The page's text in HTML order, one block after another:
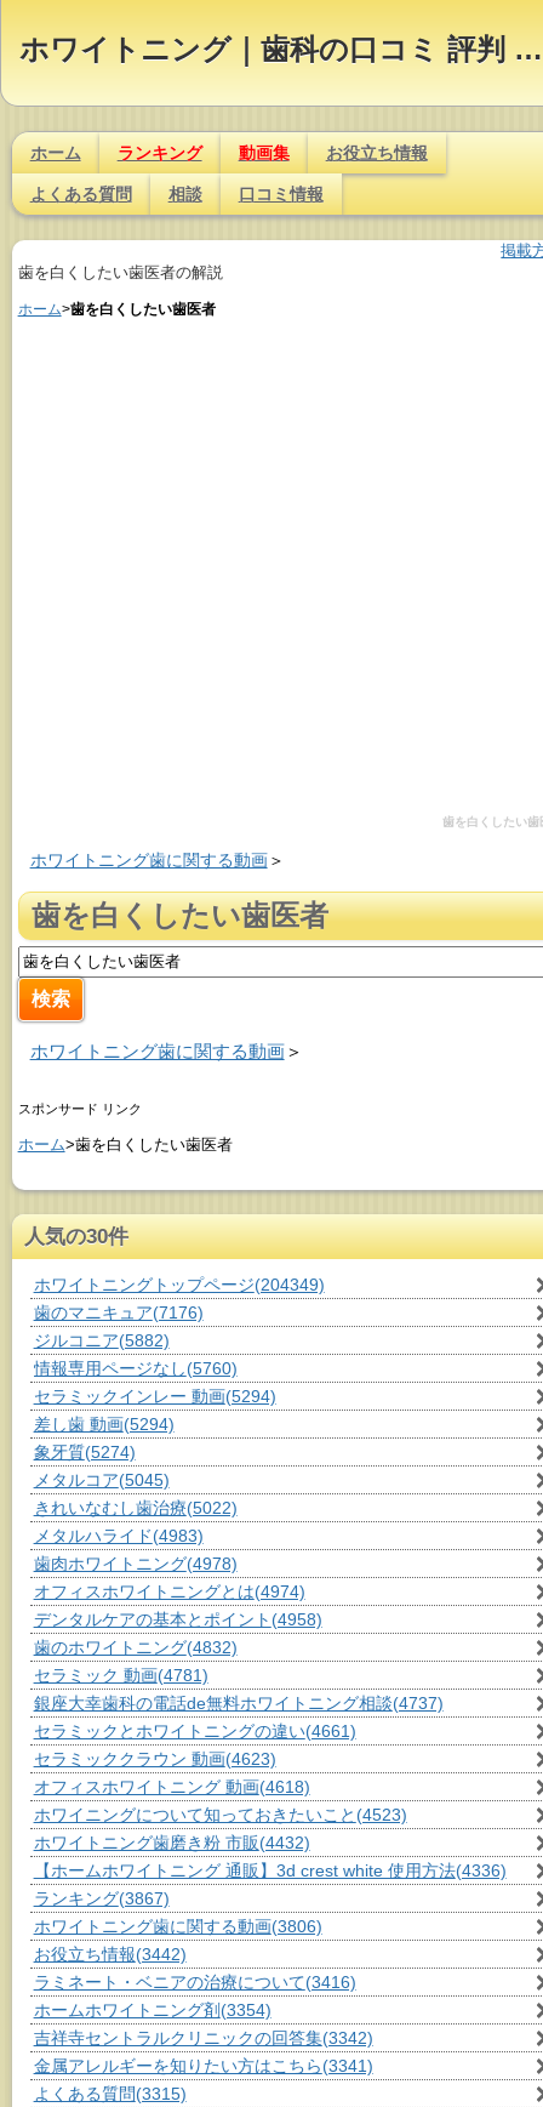
ホワイトニング｜歯科の口コミ 評判 ランキング【Dr.NAVI】
ホーム ランキング 動画集 お役立ち情報
よくある質問 相談 口コミ情報
掲載
歯を白くしたい歯医者の解説
ホーム>歯を白くしたい歯医者
歯を白くしたい歯
ホワイトニング歯に関する動画＞
歯を白くしたい歯医者
ホワイトニング歯に関する動画＞
スポンサード リンク
ホーム>歯を白くしたい歯医者
人気の30件
ホワイトニングトップページ(204349)
歯のマニキュア(7176)
ジルコニア(5882)
情報専用ページなし(5760)
セラミックインレー 動画(5294)
差し歯 動画(5294)
象牙質(5274)
メタルコア(5045)
きれいなむし歯治療(5022)
メタルハライド(4983)
歯肉ホワイトニング(4978)
オフィスホワイトニングとは(4974)
デンタルケアの基本とポイント (4958)
歯のホワイトニング(4832)
セラミック 動画(4781)
銀座大幸歯科の電話de無料ホワイトニング相談(4737)
セラミックとホワイトニングの違い(4661)
セラミッククラウン 動画(4623)
オフィスホワイトニング 動画(4618)
ホワイニングについて知っておきたいこと (4523)
ホワイトニング歯磨き粉 市販(4432)
【ホームホワイトニング 通販】3d crest white 使用方法(4336)
ランキング(3867)
ホワイトニング歯に関する動画(3806)
お役立ち情報(3442)
ラミネート・ベニアの治療について(3416)
ホームホワイトニング剤 (3354)
吉祥寺セントラルクリニックの回答集(3342)
金属アレルギーを知りたい方はこちら(3341)
よくある質問(3315)